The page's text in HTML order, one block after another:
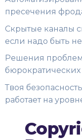
пресечения
Скрытые каналы
если надо быть
Решения
бюрократических
Твоя
работает на